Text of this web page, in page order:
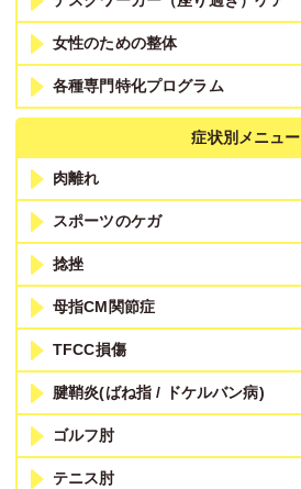
女性のための整体
各種専門特化プログラム
症状別メニュー
肉離れ
スポーツのケガ
捻挫
母指CM関節症
TFCC損傷
腱鞘炎(ばね指 / ドケルバン病)
ゴルフ肘
テニス肘